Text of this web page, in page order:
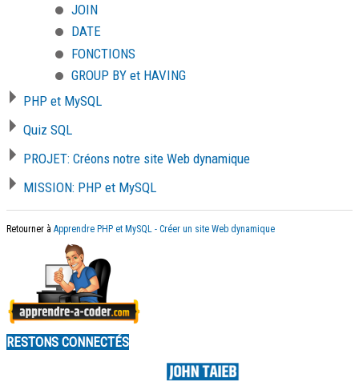
JOIN
DATE
FONCTIONS
GROUP BY et HAVING
PHP et MySQL
Quiz SQL
PROJET: Créons notre site Web dynamique
MISSION: PHP et MySQL
Retourner à Apprendre PHP et MySQL - Créer un site Web dynamique
RESTONS CONNECTÉS